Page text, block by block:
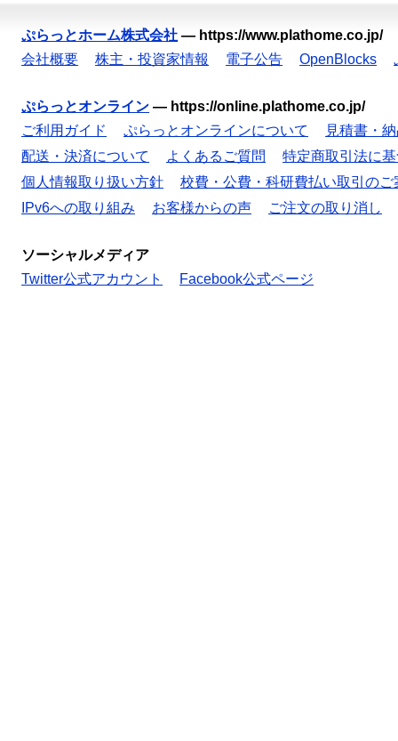
ぷらっとホーム株式会社 — https://www.plathome.co.jp/
会社概要
株主・投資家情報 電子公告 OpenBlocks
ぷらっとオンライン — https://online.plathome.co.jp/
ご利用ガイド
ぷらっとオンラインについて
見積書・
配送・決済について
よくあるご質問
特定商取引法に
個人情報取り扱い方針
校費・公費・科研費払い取引のご
IPv6への取り組み
お客様からの声 ご注文の取り消し
ソーシャルメディア
Twitter公式アカウント
Facebook公式ページ